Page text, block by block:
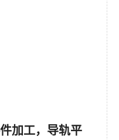
加工，导轨平